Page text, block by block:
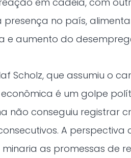
presença no país,
e aumento do
Scholz, que assumiu o
é um golpe
não conseguiu registrar
A perspectiva
as promessas de